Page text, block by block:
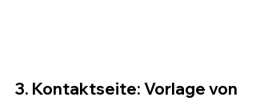
3. Kontaktseite: Vorlage von